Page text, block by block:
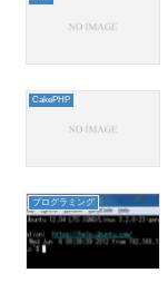
CakePHP
プログラミング